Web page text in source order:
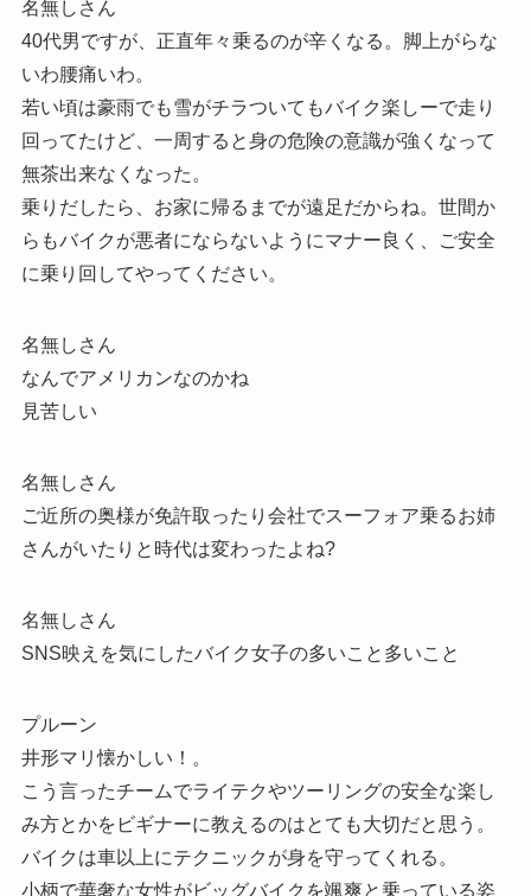
名無しさん
40代男ですが、正直年々乗るのが辛くなる。脚上がらな
いわ腰痛いわ。
若い頃は豪雨でも雪がチラついてもバイク楽しーで走り
回ってたけど、一周すると身の危険の意識が強くなって
無茶出来なくなった。
乗りだしたら、お家に帰るまでが遠足だからね。世間か
らもバイクが悪者にならないようにマナー良く、ご安全
に乗り回してやってください。
名無しさん
なんでアメリカンなのかね
見苦しい
名無しさん
ご近所の奥様が免許取ったり会社でスーフォア乗るお姉
さんがいたりと時代は変わったよね?
名無しさん
SNS映えを気にしたバイク女子の多いこと多いこと
プルーン
井形マリ懐かしい！。
こう言ったチームでライテクやツーリングの安全な楽し
み方とかをビギナーに教えるのはとても大切だと思う。
バイクは車以上にテクニックが身を守ってくれる。
小柄で華奢な女性がビッグバイクを颯爽と乗っている姿